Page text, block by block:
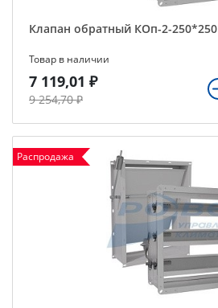
Клапан обратный КОп-2-250*250
Товар в наличии
7 119,01 ₽
9 254,70 ₽
Распродажа